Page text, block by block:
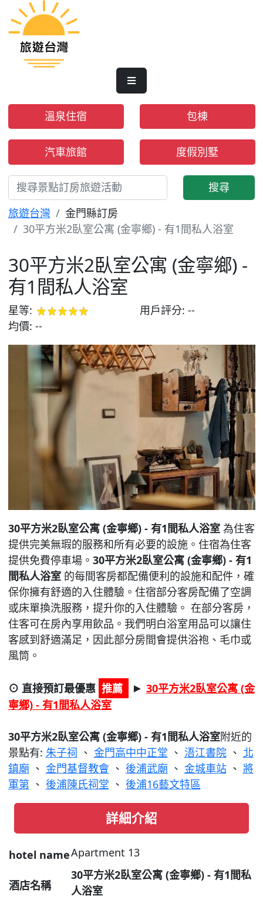
溫泉住宿 包棟
汽車旅館 度假別墅
搜尋
旅遊台灣
金門縣訂房
30平方米2臥室公寓 (金寧鄉) - 有1間私人浴室
30平方米2臥室公寓 (金寧鄉) -
有1間私人浴室
星等: 用戶評分: --
均價: --
30平方米2臥室公寓 (金寧鄉) - 有1間私人浴室為住客
提供完美無瑕的服務和所有必要的設施。住宿為住客
提供免費停車場。 30平方米2臥室公寓 (金寧鄉) - 有1
間私人浴室的每間客房都配備便利的設施和配件，確
保你擁有舒適的入住體驗。住宿部分客房配備了空調
或床單換洗服務，提升你的入住體驗。 在部分客房，
住客可在房內享用飲品。我們明白浴室用品可以讓住
客感到舒適滿足，因此部分房間會提供浴袍、毛巾或
風筒。
⊙ 直接預訂最優惠 推薦 ► 30平方米2臥室公寓 (金
寧鄉) - 有1間私人浴室
30平方米2臥室公寓 (金寧鄉) - 有1間私人浴室附近的
景點有: 朱子祠 、 金門高中中正堂 、 浯江書院、 北
鎮廟 、 金門基督教會、 後浦武廟 、 金城車站、 將
軍第、 後浦陳氏祠堂 、 後浦16藝文特區
詳細介紹
hotel nameApartment 13
酒店名稱
30平方米2臥室公寓 (金寧鄉) - 有1間私
人浴室